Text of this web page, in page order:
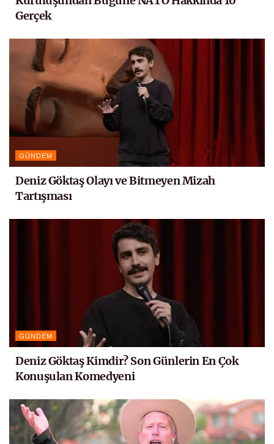
Gerçek
GÜNDEM
Deniz Göktaş Olayı ve Bitmeyen Mizah
Tartışması
GÜNDEM
Deniz Göktaş Kimdir? Son Günlerin En Çok
Konuşulan Komedyeni